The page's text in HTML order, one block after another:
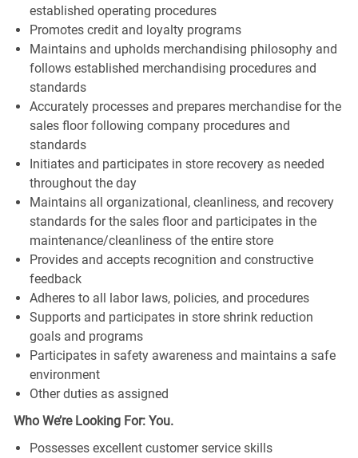
established operating procedures
Promotes credit and loyalty programs
Maintains and upholds merchandising philosophy and
follows established merchandising procedures and
standards
Accurately processes and prepares merchandise for the
sales floor following company procedures and
standards
Initiates and participates in store recovery as needed
throughout the day
Maintains all organizational, cleanliness, and recovery
standards for the sales floor and participates in the
maintenance/cleanliness of the entire store
Provides and accepts recognition and constructive
feedback
Adheres to all labor laws, policies, and procedures
Supports and participates in store shrink reduction
goals and programs
Participates in safety awareness and maintains a safe
environment
Other duties as assigned
Who We’re Looking For: You.
Possesses excellent customer service skills